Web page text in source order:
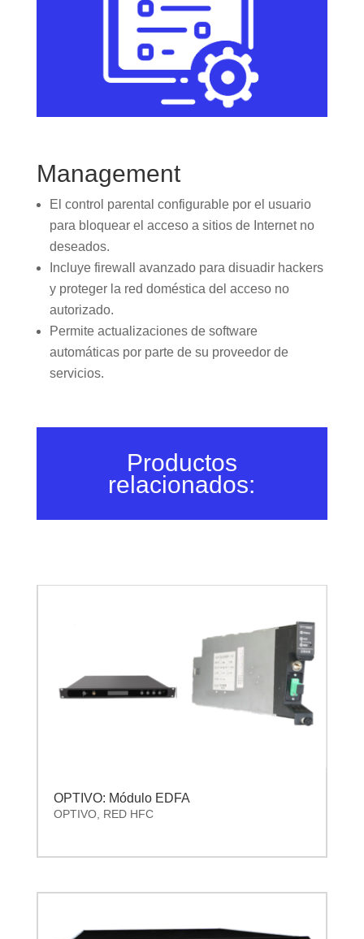
Management
El control parental configurable por el usuario
para bloquear el acceso a sitios de Internet no
deseados.
Incluye firewall avanzado para disuadir hackers
y proteger la red doméstica del acceso no
autorizado.
Permite actualizaciones de software
automáticas por parte de su proveedor de
servicios.
Productos
relacionados:
OPTIVO: Módulo EDFA
OPTIVO, RED HFC